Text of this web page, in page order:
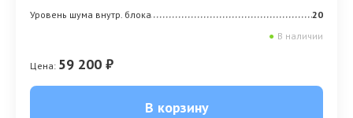
Уровень шума внутр. блока
20
● В наличии
Цена: 59 200 ₽
В корзину